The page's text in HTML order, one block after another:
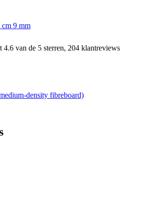
9 mm
4.6 van de 5 sterren, 204 klantreviews
density fibreboard)